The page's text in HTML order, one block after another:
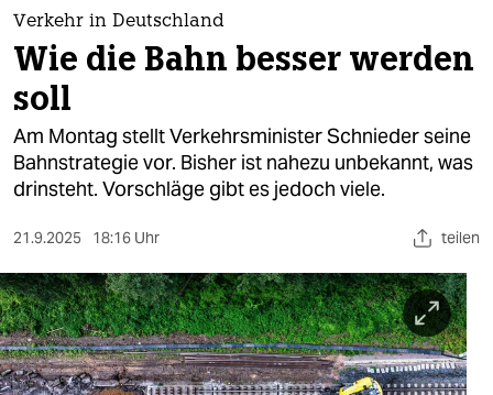
themen
politik
öko
gesellschaft
sport
berlin
nord
Verkehr in Deutschland
Wie die Bahn besser werden
soll
Am Montag stellt Verkehrsminister Schnieder seine
Bahnstrategie vor. Bisher ist nahezu unbekannt, was
drinsteht. Vorschläge gibt es jedoch viele.
21.9.2025 18:16 Uhr teilen